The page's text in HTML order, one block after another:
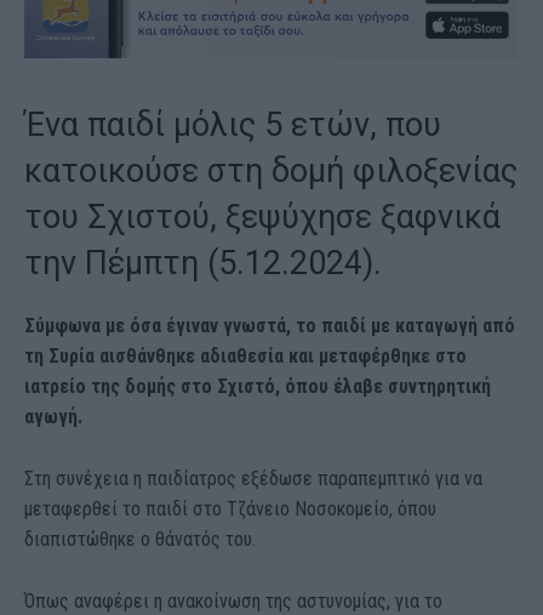
Ένα παιδί μόλις 5 ετών, που
κατοικούσε στη δομή φιλοξενίας
του Σχιστού, ξεψύχησε ξαφνικά
την Πέμπτη (5.12.2024).
Σύμφωνα με όσα έγιναν γνωστά, το παιδί με καταγωγή από
τη Συρία αισθάνθηκε αδιαθεσία και μεταφέρθηκε στο
ιατρείο της δομής στο Σχιστό, όπου έλαβε συντηρητική
αγωγή.
Στη συνέχεια η παιδίατρος εξέδωσε παραπεμπτικό για να
μεταφερθεί το παιδί στο Τζάνειο Νοσοκομείο, όπου
διαπιστώθηκε ο θάνατός του.
Όπως αναφέρει η ανακοίνωση της αστυνομίας, για το